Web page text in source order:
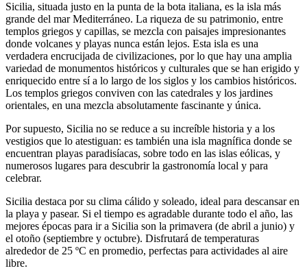
Sicilia, situada justo en la punta de la bota italiana, es la isla más
grande del mar Mediterráneo. La riqueza de su patrimonio, entre
templos griegos y capillas, se mezcla con paisajes impresionantes
donde volcanes y playas nunca están lejos. Esta isla es una
verdadera encrucijada de civilizaciones, por lo que hay una amplia
variedad de monumentos históricos y culturales que se han erigido y
enriquecido entre sí a lo largo de los siglos y los cambios históricos.
Los templos griegos conviven con las catedrales y los jardines
orientales, en una mezcla absolutamente fascinante y única.
Por supuesto, Sicilia no se reduce a su increíble historia y a los
vestigios que lo atestiguan: es también una isla magnífica donde se
encuentran playas paradisíacas, sobre todo en las islas eólicas, y
numerosos lugares para descubrir la gastronomía local y para
celebrar.
Sicilia destaca por su clima cálido y soleado, ideal para descansar en
la playa y pasear. Si el tiempo es agradable durante todo el año, las
mejores épocas para ir a Sicilia son la primavera (de abril a junio) y
el otoño (septiembre y octubre). Disfrutará de temperaturas
alrededor de 25 ºC en promedio, perfectas para actividades al aire
libre.